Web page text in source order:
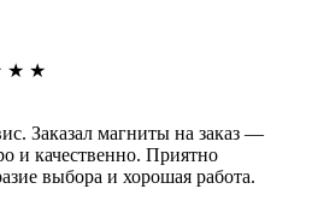
★ ★
Заказал магниты на заказ —
и качественно. Приятно
выбора и хорошая работа.